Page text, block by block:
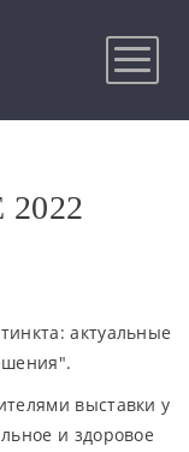
актуальные
выставки у
и здоровое